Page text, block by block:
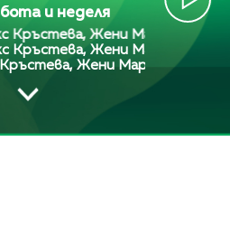
и неделя
Жени Марчева и Диана
Жени Марчева и Диана
Жени Марчева и Диана